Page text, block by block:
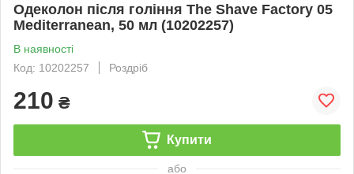
Одеколон після гоління The Shave Factory 05
Mediterranean, 50 мл (10202257)
В наявності
Код: 10202257
Роздріб
210 ₴
Купити
або